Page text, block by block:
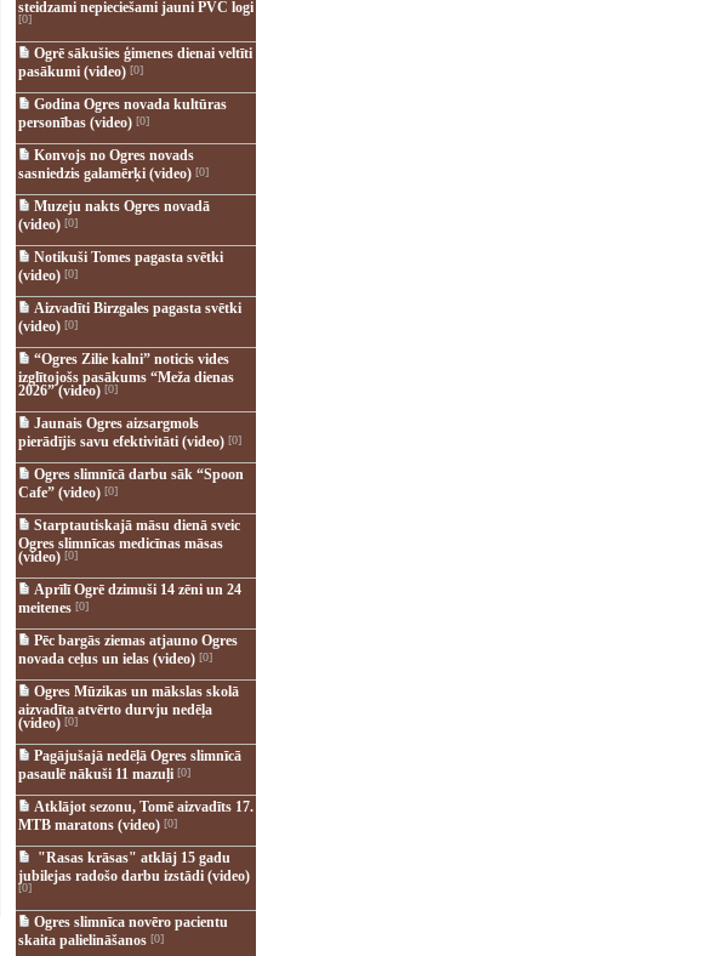
steidzami nepieciešami jauni PVC logi
[0]
Ogrē sākušies ģimenes dienai veltīti
pasākumi (video)[0]
Godina Ogres novada kultūras
personības (video)[0]
Konvojs no Ogres novads
sasniedzis galamērķi (video)[0]
Muzeju nakts Ogres novadā
(video)[0]
Notikuši Tomes pagasta svētki
(video)[0]
Aizvadīti Birzgales pagasta svētki
(video)[0]
“Ogres Zilie kalni” noticis vides
izglītojošs pasākums “Meža dienas
2026” (video)[0]
Jaunais Ogres aizsargmols
pierādījis savu efektivitāti (video)[0]
Ogres slimnīcā darbu sāk “Spoon
Cafe” (video)[0]
Starptautiskajā māsu dienā sveic
Ogres slimnīcas medicīnas māsas
(video)[0]
Aprīlī Ogrē dzimuši 14 zēni un 24
meitenes [0]
Pēc bargās ziemas atjauno Ogres
novada ceļus un ielas (video)[0]
Ogres Mūzikas un mākslas skolā
aizvadīta atvērto durvju nedēļa
(video)[0]
Pagājušajā nedēļā Ogres slimnīcā
pasaulē nākuši 11 mazuļi[0]
Atklājot sezonu, Tomē aizvadīts 17.
MTB maratons (video)[0]
"Rasas krāsas" atklāj 15 gadu
jubilejas radošo darbu izstādi (video)
[0]
Ogres slimnīca novēro pacientu
skaita palielināšanos [0]